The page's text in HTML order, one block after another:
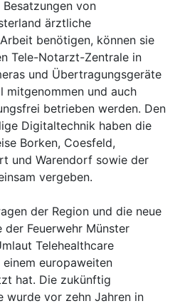
von
ärztliche
benötigen, können sie
Tele-Notarzt-Zentrale in
und Übertragungsgeräte
mitgenommen und auch
betrieben werden. Den
Digitaltechnik haben die
Borken, Coesfeld,
und Warendorf sowie der
vergeben.
der Region und die neue
Feuerwehr Münster
Telehealthcare
europaweiten
hat. Die zukünftig
wurde vor zehn Jahren in